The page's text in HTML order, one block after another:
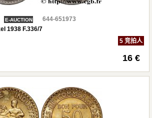
E-AUCTION
644-651973
1938 F.336/7
5 竞拍人
16 €